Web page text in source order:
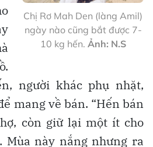
Chị Rơ Mah Den (làng Amil)
ngày nào cũng bắt được 7-
10 kg hến. Ảnh: N.S
người khác phụ nhặt,
mang về bán. “Hến bán
còn giữ lại một ít cho
Mùa này nắng nhưng ra